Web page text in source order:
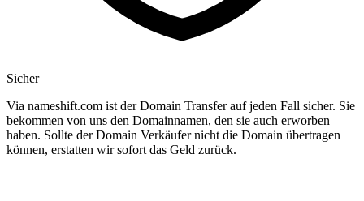
Sicher
Via nameshift.com ist der Domain Transfer auf jeden Fall sicher. Sie
bekommen von uns den Domainnamen, den sie auch erworben
haben. Sollte der Domain Verkäufer nicht die Domain übertragen
können, erstatten wir sofort das Geld zurück.